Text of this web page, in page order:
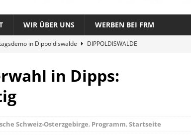
WIR ÜBER UNS WERBEN BEI FRM
in Dippoldiswalde
DIPPOLDISWALDE
1325 – vom 27. Juli 2026
REGIONALMAGAZIN
zu „Fit im Park“
in Dipps:
Schweiz-Osterzgebirge, Programm, Startseite